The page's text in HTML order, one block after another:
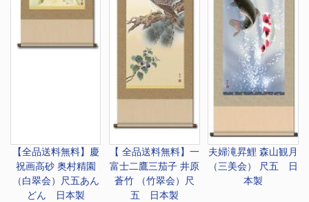
【全品送料無料】慶
祝画高砂 奥村精園
（白翠会）尺五あん
どん 日本製
【 全品送料無料】 一
富士二鷹三茄子 井原
蒼竹 （竹翠会）尺
五 日本製
夫婦滝昇鯉 森山観月
（三美会） 尺五 日
本製